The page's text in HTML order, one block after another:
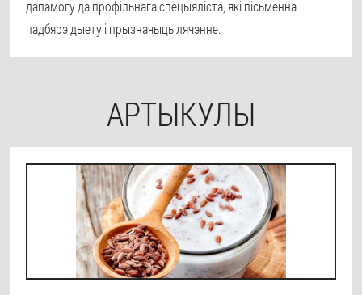
дапамогу да профільнага спецыяліста, які пісьменна
падбярэ дыету і прызначыць лячэнне.
АРТЫКУЛЫ